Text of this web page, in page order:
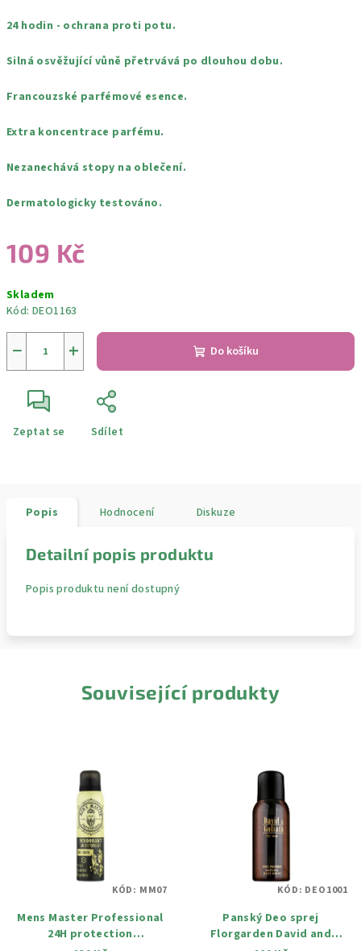
24 hodin - ochrana proti potu.
Silná osvěžující vůně přetrvává po dlouhou dobu.
Francouzské parfémové esence.
Extra koncentrace parfému.
Nezanechává stopy na oblečení.
Dermatologicky testováno.
109 Kč
cena:
Skladem
Kód: DEO1163
+
− Do košíku
Zeptat se Sdílet
Popis Hodnocení Diskuze
Detailní popis produktu
Popis produktu není dostupný
Související produkty
Mens Master Professional
24H protection
KÓD: MM07
Panský Deo sprej
Florgarden David and
KÓD: DEO1001